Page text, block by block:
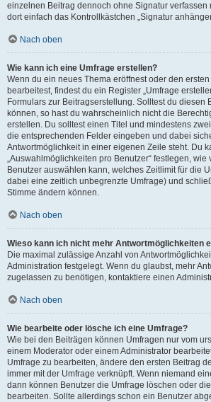
einzelnen Beitrag dennoch ohne Signatur verfassen
dort einfach das Kontrollkästchen „Signatur
Nach oben
Wie kann ich eine Umfrage erstellen?
Wenn du ein neues Thema eröffnest oder den
bearbeitest, findest du ein Register „Umfrage
Formulars zur Beitragserstellung. Solltest du diesen
können, so hast du wahrscheinlich nicht die
erstellen. Du solltest einen Titel und mindestens
die entsprechenden Felder eingeben und dabei
Antwortmöglichkeit in einer eigenen Zeile steht. Du
„Auswahlmöglichkeiten pro Benutzer“ festlegen, wie
Benutzer auswählen kann, welches Zeitlimit für die
dabei eine zeitlich unbegrenzte Umfrage) und
Stimme ändern können.
Nach oben
Wieso kann ich nicht mehr Antwortmöglichkeiten
Die maximal zulässige Anzahl von
Administration festgelegt. Wenn du glaubst, mehr
zugelassen zu benötigen, kontaktiere einen
Nach oben
Wie bearbeite oder lösche ich eine Umfrage?
Wie bei den Beiträgen können Umfragen nur vom
einem Moderator oder einem Administrator
Umfrage zu bearbeiten, ändere den ersten Beitrag
immer mit der Umfrage verknüpft. Wenn niemand
dann können Benutzer die Umfrage löschen oder
bearbeiten. Sollte allerdings schon ein Benutzer